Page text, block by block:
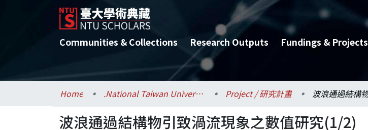
Communities & Collections Research Outputs Fundings & Projects
Home .National Taiwan University / 國立臺灣大學 Project / 研究計畫
波浪通過結構物引致渦流現象之數值研究(1/2)